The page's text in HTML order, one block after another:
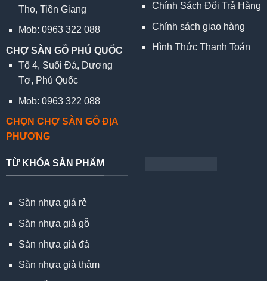
Tho, Tiền Giang
Mob: 0963 322 088
CHỢ SÀN GỖ PHÚ QUỐC
Tổ 4, Suối Đá, Dương
Tơ, Phú Quốc
Mob: 0963 322 088
CHỌN CHỢ SÀN GỖ ĐỊA
PHƯƠNG
Chính Sách Đổi Trả Hàng
Chính sách giao hàng
Hình Thức Thanh Toán
TỪ KHÓA SẢN PHẨM
Sàn nhựa giá rẻ
Sàn nhựa giả gỗ
Sàn nhựa giả đá
Sàn nhựa giả thảm